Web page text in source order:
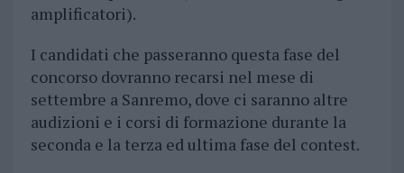
amplificatori).
I candidati che passeranno questa fase del
concorso dovranno recarsi nel mese di
settembre a Sanremo, dove ci saranno altre
audizioni e i corsi di formazione durante la
seconda e la terza ed ultima fase del contest.